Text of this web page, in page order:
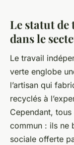
Le statut
dans le
Le travail
verte englobe
l’artisan qui
recyclés à
Cependant,
commun : ils ne
sociale offerte